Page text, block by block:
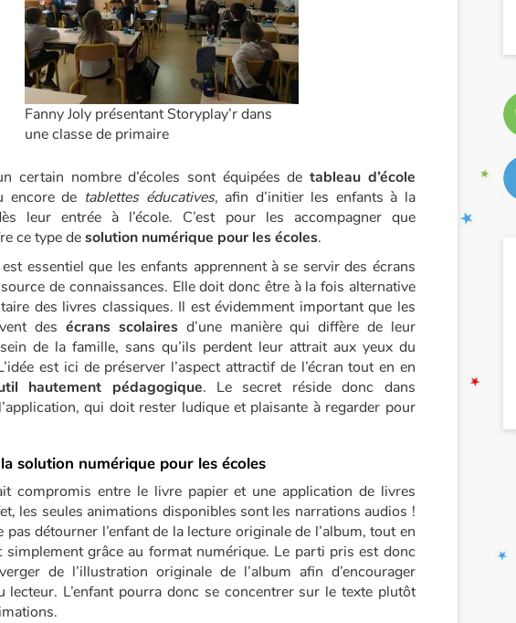
Fanny Joly présentant Storyplay’r dans
une classe de primaire
certain nombre d’écoles sont équipées detableau d’école
encore de tablettes éducatives, afin d’initier les enfants à la
leur entrée à l’école. C’est pour les accompagner que
ce type desolution numérique pour les écoles.
essentiel que les enfants apprennent à se servir des écrans
de connaissances. Elle doit donc être à la fois alternative
des livres classiques. Il est évidemment important que les
desécrans scolairesd’une manière qui diffère de leur
de la famille, sans qu’ils perdent leur attrait aux yeux du
est ici de préserver l’aspect attractif de l’écran tout en en
hautement pédagogique. Le secret réside donc dans
qui doit rester ludique et plaisante à regarder pour
solution numérique pour les écoles
compromis entre le livre papier et une application de livres
les seules animations disponibles sont les narrations audios !
pas détourner l’enfant de la lecture originale de l’album, tout en
simplement grâce au format numérique. Le parti pris est donc
de l’illustration originale de l’album afin d’encourager
lecteur. L’enfant pourra donc se concentrer sur le texte plutôt